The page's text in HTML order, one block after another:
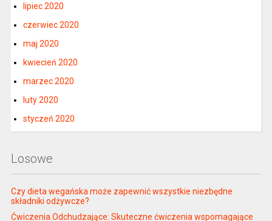
lipiec 2020
czerwiec 2020
maj 2020
kwiecień 2020
marzec 2020
luty 2020
styczeń 2020
Losowe
Czy dieta wegańska może zapewnić wszystkie niezbędne
składniki odżywcze?
Ćwiczenia Odchudzające: Skuteczne ćwiczenia wspomagające